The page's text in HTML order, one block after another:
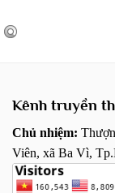
Kênh truyền
Chủ nhiệm:
Viên, xã Ba Vì,